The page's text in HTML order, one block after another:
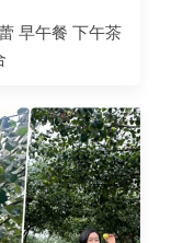
早午餐 下午茶